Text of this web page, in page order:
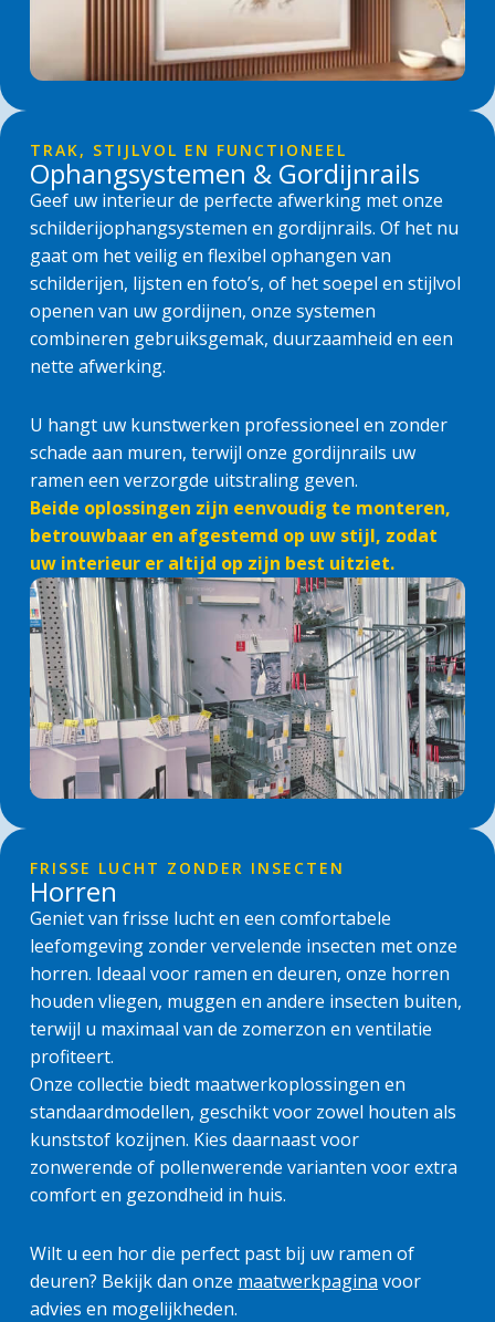
TRAK, STIJLVOL EN FUNCTIONEEL
Ophangsystemen & Gordijnrails
Geef uw interieur de perfecte afwerking met onze
schilderijophangsystemen en gordijnrails. Of het nu
gaat om het veilig en flexibel ophangen van
schilderijen, lijsten en foto’s, of het soepel en stijlvol
openen van uw gordijnen, onze systemen
combineren gebruiksgemak, duurzaamheid en een
nette afwerking.
U hangt uw kunstwerken professioneel en zonder
schade aan muren, terwijl onze gordijnrails uw
ramen een verzorgde uitstraling geven.
Beide oplossingen zijn eenvoudig te monteren,
betrouwbaar en afgestemd op uw stijl, zodat
uw interieur er altijd op zijn best uitziet.
FRISSE LUCHT ZONDER INSECTEN
Horren
Geniet van frisse lucht en een comfortabele
leefomgeving zonder vervelende insecten met onze
horren. Ideaal voor ramen en deuren, onze horren
houden vliegen, muggen en andere insecten buiten,
terwijl u maximaal van de zomerzon en ventilatie
profiteert.
Onze collectie biedt maatwerkoplossingen en
standaardmodellen, geschikt voor zowel houten als
kunststof kozijnen. Kies daarnaast voor
zonwerende of pollenwerende varianten voor extra
comfort en gezondheid in huis.
Wilt u een hor die perfect past bij uw ramen of
deuren? Bekijk dan onze maatwerkpagina voor
advies en mogelijkheden.